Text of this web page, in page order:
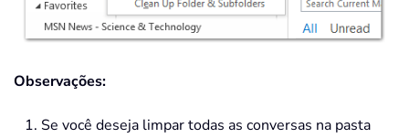
Observações:
Se você deseja limpar todas as conversas na pasta